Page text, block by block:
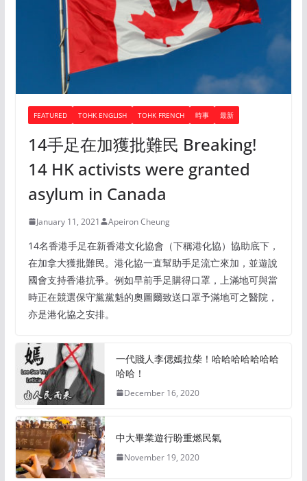
FEATURED TOHK ENGLISH TOHK FRENCH 時事 最新
14手足在加獲批難民 Breaking!
14 HK activists were granted
asylum in Canada
January 11, 2021 Apeiron Cheung
14名香港手足在新香港文化協會（下稱港化協）協助底下，
在加拿大獲批難民。港化協一直幫助手足流亡來加，並遊說
國會支持香港抗爭。例如早前手足購得口罩，上滿地可與當
時正在競選保守黨黨魁的奧圖爾致送口罩予滿地可之醫院，
亦是港化協之安排。
一代賤人李偲嫣拉柴！哈哈哈哈哈哈哈
哈哈！
December 16, 2020
中大畢業遊行盼重燃民氣
November 19, 2020